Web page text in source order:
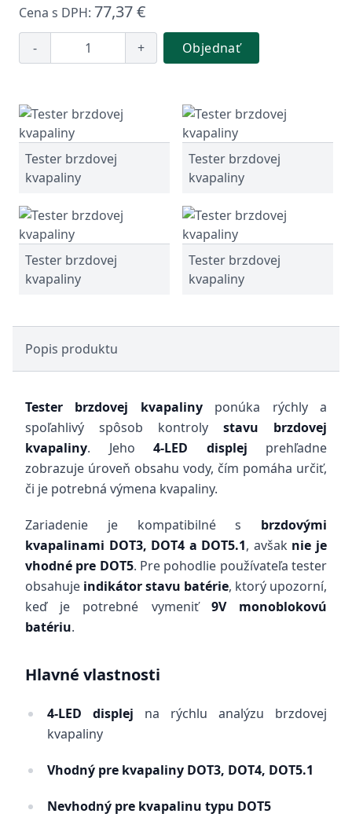
Cena s DPH: 77,37 €
- + Objednať
Tester brzdovej
kvapaliny
Tester brzdovej
kvapaliny
Tester brzdovej
kvapaliny
Tester brzdovej
kvapaliny
Popis produktu
Tester brzdovej kvapalinyponúka rýchly a
spoľahlivý spôsob kontroly stavu brzdovej
kvapaliny. Jeho 4-LED displej prehľadne
zobrazuje úroveň obsahu vody, čím pomáha určiť,
či je potrebná výmena kvapaliny.
Zariadenie je kompatibilné s brzdovými
kvapalinami DOT3, DOT4 a DOT5.1, avšak nie je
vhodné pre DOT5. Pre pohodlie používateľa tester
obsahuje indikátor stavu batérie, ktorý upozorní,
keď je potrebné vymeniť 9V monoblokovú
batériu.
Hlavné vlastnosti
4-LED displej na rýchlu analýzu brzdovej
kvapaliny
Vhodný pre kvapaliny DOT3, DOT4, DOT5.1
Nevhodný pre kvapalinu typu DOT5